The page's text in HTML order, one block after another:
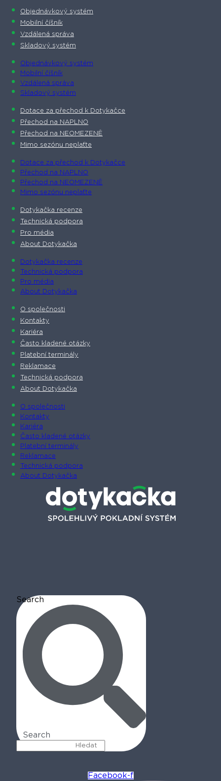
Objednávkový systém
Mobilní číšník
Vzdálená správa
Skladový systém
Objednávkový systém
Mobilní číšník
Vzdálená správa
Skladový systém
Dotace za přechod k Dotykačce
Přechod na NAPLNO
Přechod na NEOMEZENĚ
Mimo sezónu neplaťte
Dotace za přechod k Dotykačce
Přechod na NAPLNO
Přechod na NEOMEZENĚ
Mimo sezónu neplaťte
Dotykačka recenze
Technická podpora
Pro média
About Dotykačka
Dotykačka recenze
Technická podpora
Pro média
About Dotykačka
O společnosti
Kontakty
Kariéra
Často kladené otázky
Platební terminály
Reklamace
Technická podpora
About Dotykačka
O společnosti
Kontakty
Kariéra
Často kladené otázky
Platební terminály
Reklamace
Technická podpora
About Dotykačka
Search
Search
Facebook-f